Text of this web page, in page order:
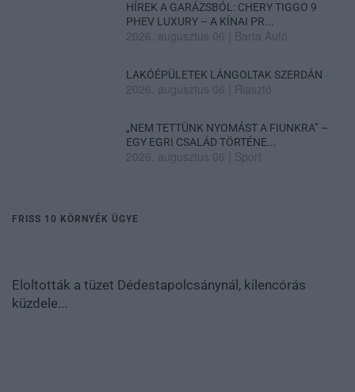
HÍREK A GARÁZSBÓL: CHERY TIGGO 9
PHEV LUXURY – A KÍNAI PR...
2026. augusztus 06 Barta Autó
LAKÓÉPÜLETEK LÁNGOLTAK SZERDÁN
2026. augusztus 06 Riasztó
„NEM TETTÜNK NYOMÁST A FIUNKRA” –
EGY EGRI CSALÁD TÖRTÉNE...
2026. augusztus 06 Sport
FRISS 10 KÖRNYÉK ÜGYE
Eloltották a tüzet Dédestapolcsánynál, kilencórás
küzdele...